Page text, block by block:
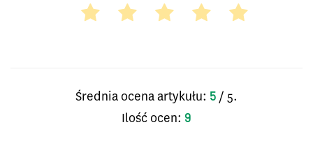
Średnia ocena artykułu: 5 / 5.
Ilość ocen: 9